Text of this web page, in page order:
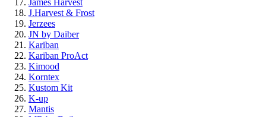
James Harvest
J.Harvest & Frost
Jerzees
JN by Daiber
Kariban
Kariban ProAct
Kimood
Korntex
Kustom Kit
K-up
Mantis